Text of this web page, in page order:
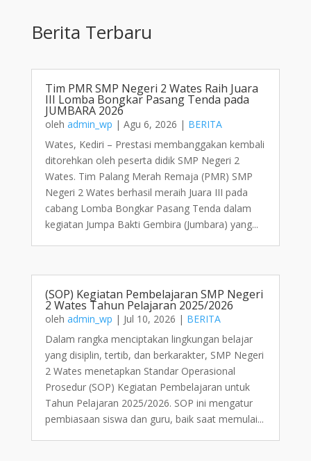
Berita Terbaru
Tim PMR SMP Negeri 2 Wates Raih Juara
III Lomba Bongkar Pasang Tenda pada
JUMBARA 2026
oleh admin_wp | Agu 6, 2026 | BERITA
Wates, Kediri – Prestasi membanggakan kembali
ditorehkan oleh peserta didik SMP Negeri 2
Wates. Tim Palang Merah Remaja (PMR) SMP
Negeri 2 Wates berhasil meraih Juara III pada
cabang Lomba Bongkar Pasang Tenda dalam
kegiatan Jumpa Bakti Gembira (Jumbara) yang...
(SOP) Kegiatan Pembelajaran SMP Negeri
2 Wates Tahun Pelajaran 2025/2026
oleh admin_wp | Jul 10, 2026 | BERITA
Dalam rangka menciptakan lingkungan belajar
yang disiplin, tertib, dan berkarakter, SMP Negeri
2 Wates menetapkan Standar Operasional
Prosedur (SOP) Kegiatan Pembelajaran untuk
Tahun Pelajaran 2025/2026. SOP ini mengatur
pembiasaan siswa dan guru, baik saat memulai...